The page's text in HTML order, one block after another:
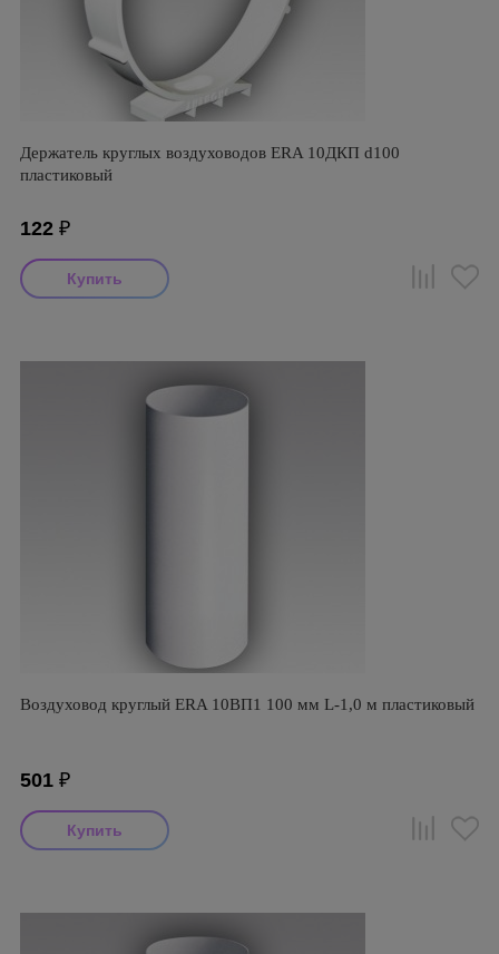
Держатель круглых воздуховодов ERA 10ДКП d100
пластиковый
122 ₽
Воздуховод круглый ERA 10ВП1 100 мм L-1,0 м пластиковый
501 ₽